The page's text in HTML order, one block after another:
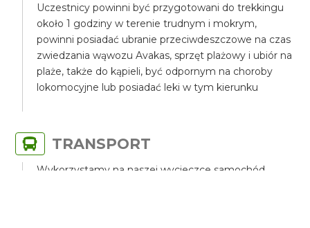
Uczestnicy powinni być przygotowani do trekkingu
około 1 godziny w terenie trudnym i mokrym,
powinni posiadać ubranie przeciwdeszczowe na czas
zwiedzania wąwozu Avakas, sprzęt plażowy i ubiór na
plaże, także do kąpieli, być odpornym na choroby
lokomocyjne lub posiadać leki w tym kierunku
TRANSPORT
Wykorzystamy na naszej wycieczce samochód